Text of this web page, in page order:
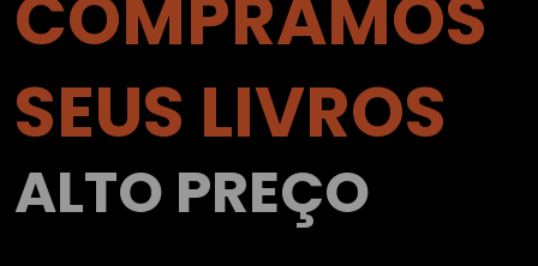
COMPRAMOS
SEUS LIVROS
ALTO PREÇO